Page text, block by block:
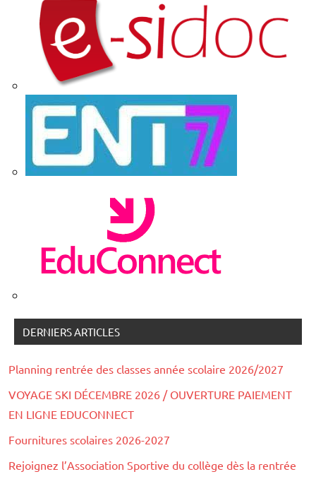
DERNIERS ARTICLES
Planning rentrée des classes année scolaire 2026/2027
VOYAGE SKI DÉCEMBRE 2026 / OUVERTURE PAIEMENT
EN LIGNE EDUCONNECT
Fournitures scolaires 2026-2027
Rejoignez l’Association Sportive du collège dès la rentrée